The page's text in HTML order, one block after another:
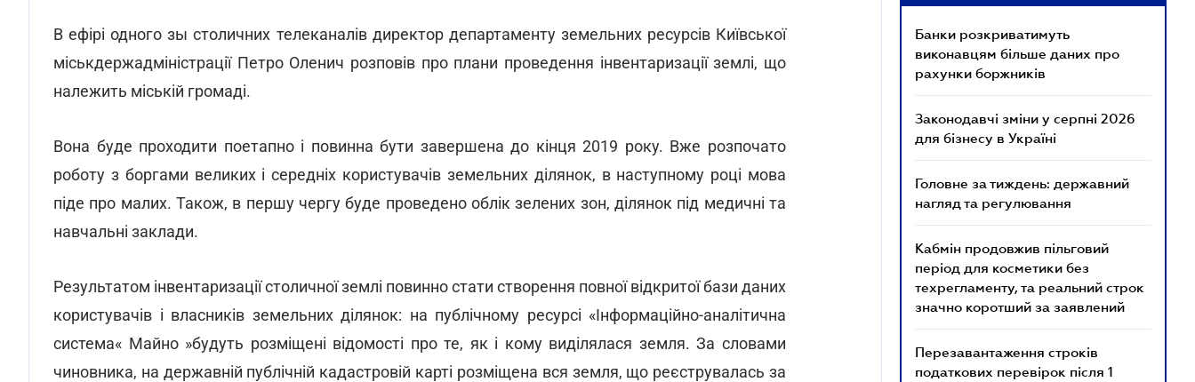
В ефірі одного зы столичних телеканалів директор департаменту земельних ресурсів Київської
міськдержадміністрації Петро Оленич розповів про плани проведення інвентаризації землі, що
належить міській громаді.
Вона буде проходити поетапно і повинна бути завершена до кінця 2019 року. Вже розпочато
роботу з боргами великих і середніх користувачів земельних ділянок, в наступному році мова
піде про малих. Також, в першу чергу буде проведено облік зелених зон, ділянок під медичні та
навчальні заклади.
Результатом інвентаризації столичної землі повинно стати створення повної відкритої бази даних
користувачів і власників земельних ділянок: на публічному ресурсі «Інформаційно-аналітична
система« Майно »будуть розміщені відомості про те, як і кому виділялася земля. За словами
чиновника, на державній публічній кадастровій карті розміщена вся земля, що реєструвалась за
Банки розкриватимуть
виконавцям більше даних про
рахунки боржників
Законодавчі зміни у серпні 2026
для бізнесу в Україні
Головне за тиждень: державний
нагляд та регулювання
Кабмін продовжив пільговий
період для косметики без
техрегламенту, та реальний строк
значно коротший за заявлений
Перезавантаження строків
податкових перевірок після 1